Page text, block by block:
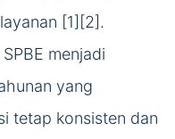
[1][2].
menjadi
yang
tetap konsisten dan